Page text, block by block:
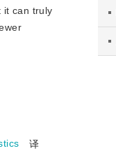
it can truly
译